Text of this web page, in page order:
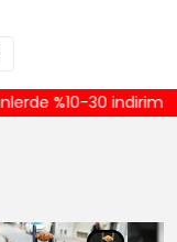
%10-30 indirim